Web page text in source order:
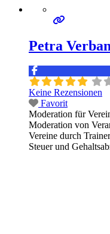
Petra
Keine Rezensionen
Favorit
Moderation für
Moderation von
Vereine durch
Steuer und